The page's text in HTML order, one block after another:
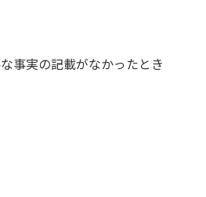
事実の記載がなかったとき